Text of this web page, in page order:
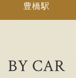
豊橋駅
BY CAR